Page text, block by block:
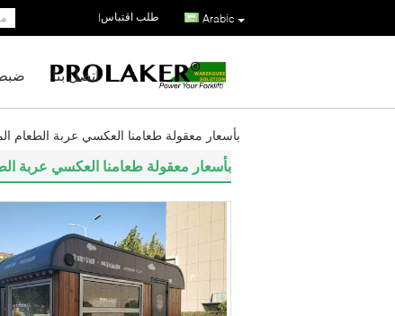
Arabic طلب اقتباس|
اتصل بنا
بأسعار معقولة طعامنا العكسي عربة الطعام
بأسعار معقولة طعامنا العكسي عربة